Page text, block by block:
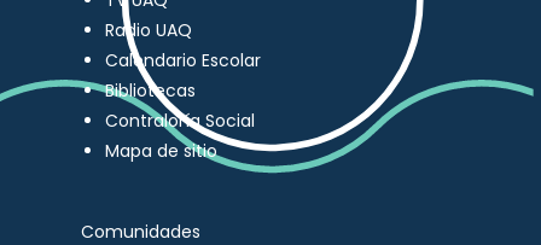
Radio UAQ
Calendario Escolar
Bibliotecas
Contraloría Social
Mapa de sitio
Comunidades